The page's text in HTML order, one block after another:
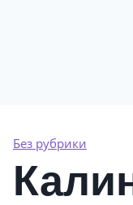
Без рубрики